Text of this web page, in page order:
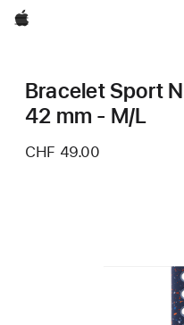
Apple
Bracelet Sport
42 mm - M/L
CHF 49.00